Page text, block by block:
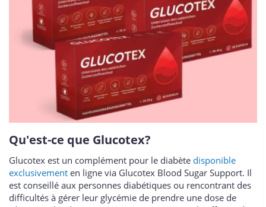
Qu'est-ce que Glucotex?
Glucotex est un complément pour le diabète disponible
exclusivement en ligne via Glucotex Blood Sugar Support. Il
est conseillé aux personnes diabétiques ou rencontrant des
difficultés à gérer leur glycémie de prendre une dose de